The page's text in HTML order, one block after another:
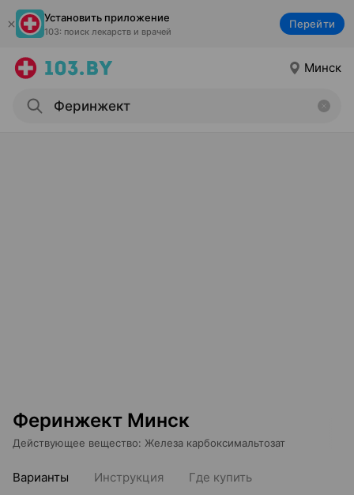
Установить приложение
103: поиск лекарств и врачей
Перейти
Минск
Феринжект Минск
Действующее вещество: Железа карбоксимальтозат
Варианты Инструкция Где купить